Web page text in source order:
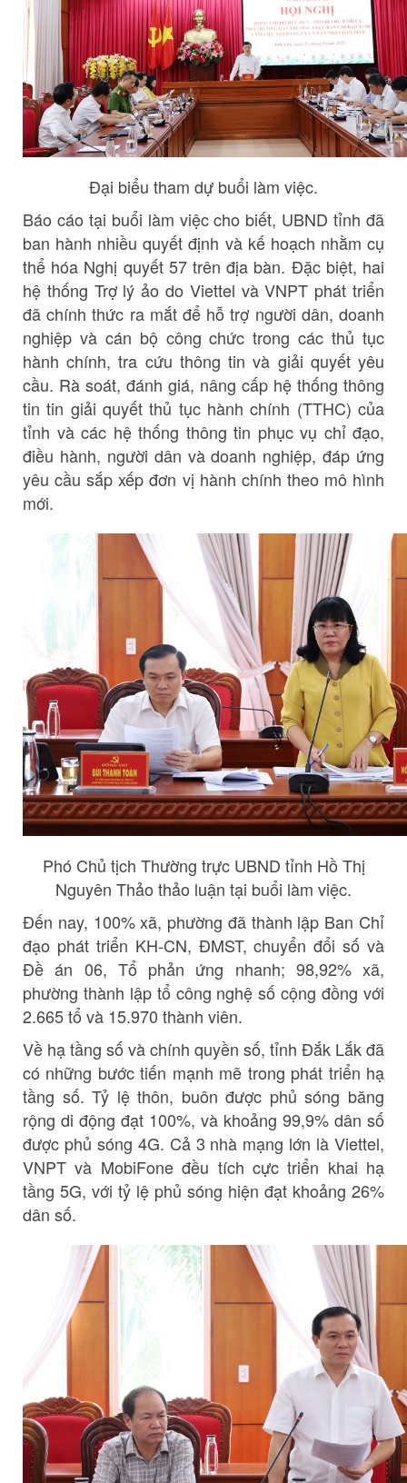
Đại biểu tham dự buổi làm việc.
Báo cáo tại buổi làm việc cho biết, UBND tỉnh đã
ban hành nhiều quyết định và kế hoạch nhằm cụ
thể hóa Nghị quyết 57 trên địa bàn. Đặc biệt, hai
hệ thống Trợ lý ảo do Viettel và VNPT phát triển
đã chính thức ra mắt để hỗ trợ người dân, doanh
nghiệp và cán bộ công chức trong các thủ tục
hành chính, tra cứu thông tin và giải quyết yêu
cầu. Rà soát, đánh giá, nâng cấp hệ thống thông
tin tin giải quyết thủ tục hành chính (TTHC) của
tỉnh và các hệ thống thông tin phục vụ chỉ đạo,
điều hành, người dân và doanh nghiệp, đáp ứng
yêu cầu sắp xếp đơn vị hành chính theo mô hình
mới.
Phó Chủ tịch Thường trực UBND tỉnh Hồ Thị
Nguyên Thảo thảo luận tại buổi làm việc.
Đến nay, 100% xã, phường đã thành lập Ban Chỉ
đạo phát triển KH-CN, ĐMST, chuyển đổi số và
Đề án 06, Tổ phản ứng nhanh; 98,92% xã,
phường thành lập tổ công nghệ số cộng đồng với
2.665 tổ và 15.970 thành viên.
Về hạ tầng số và chính quyền số, tỉnh Đắk Lắk đã
có những bước tiến mạnh mẽ trong phát triển hạ
tầng số. Tỷ lệ thôn, buôn được phủ sóng băng
rộng di động đạt 100%, và khoảng 99,9% dân số
được phủ sóng 4G. Cả 3 nhà mạng lớn là Viettel,
VNPT và MobiFone đều tích cực triển khai hạ
tầng 5G, với tỷ lệ phủ sóng hiện đạt khoảng 26%
dân số.